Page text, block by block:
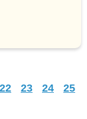
22 23 24
25